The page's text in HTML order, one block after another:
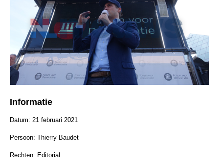
Informatie
Datum: 21 februari 2021
Persoon: Thierry Baudet
Rechten: Editorial